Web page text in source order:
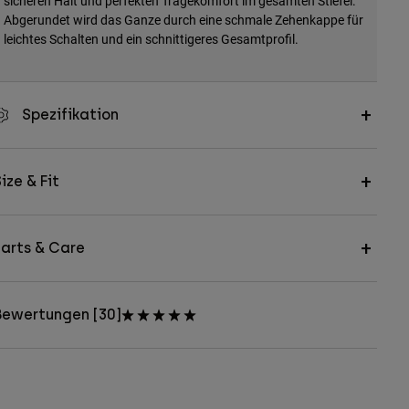
Abgerundet wird das Ganze durch eine schmale Zehenkappe für
leichtes Schalten und ein schnittigeres Gesamtprofil.
Spezifikation
& Fit
& Care
[30]